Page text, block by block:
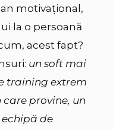
motivațional,
la o persoană
acest fapt?
un soft mai
training extrem
provine, un
de